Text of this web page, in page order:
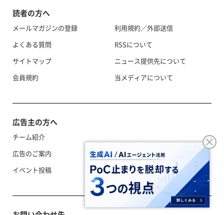
読者の方へ
メールマガジンの登録
よくある質問
サイトマップ
会員規約
利用規約／外部送信
RSSについて
ニュース提供先について
当メディアについて
広告主の方へ
チーム紹介
広告のご案内
イベント投稿